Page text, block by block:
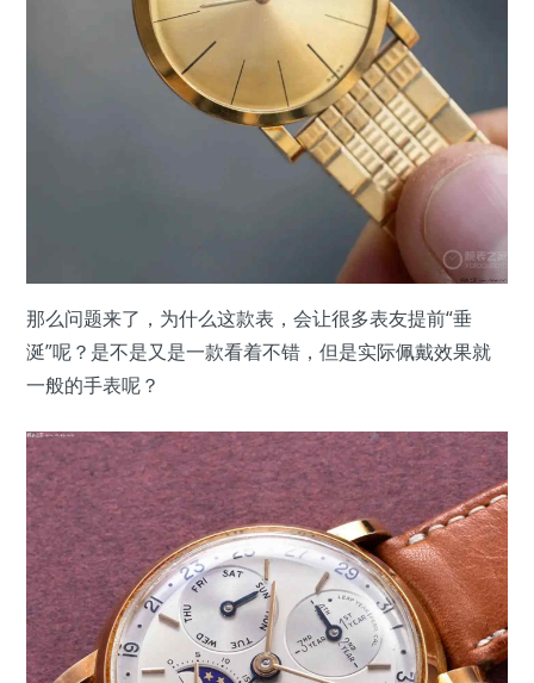
那么问题来了，为什么这款表，会让很多表友提前“垂
涎”呢？是不是又是一款看着不错，但是实际佩戴效果就
一般的手表呢？